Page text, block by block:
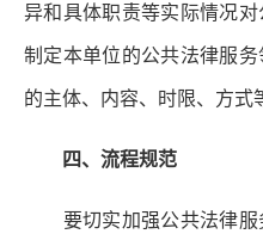
异和具体职责等实际情况对
制定本单位的公共法律服
的主体、内容、时限、方式
四、流程规范
要切实加强公共法律服